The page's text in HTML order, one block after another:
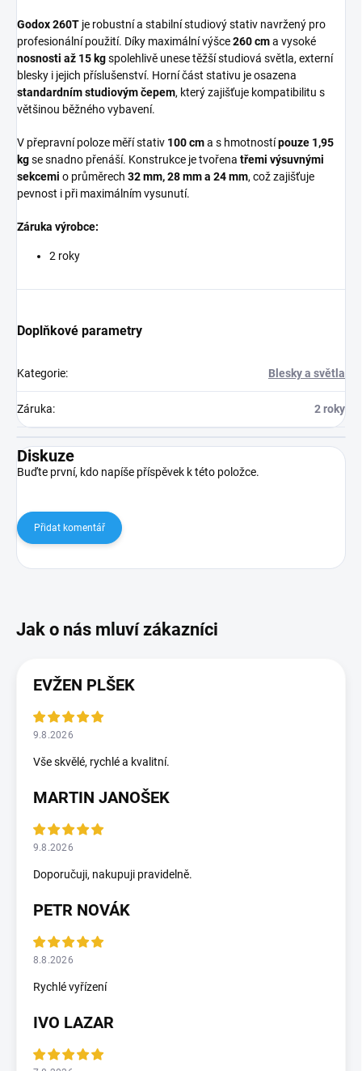
Godox 260T je robustní a stabilní studiový stativ navržený pro
profesionální použití. Díky maximální výšce260 cma vysoké
nosnosti až 15 kgspolehlivě unese těžší studiová světla, externí
blesky i jejich příslušenství. Horní část stativu je osazena
standardním studiovým čepem, který zajišťuje kompatibilitu s
většinou běžného vybavení.
V přepravní poloze měří stativ 100 cma s hmotnostípouze 1,95
kgse snadno přenáší. Konstrukce je tvořena třemi výsuvnými
sekcemi o průměrech 32 mm, 28 mm a 24 mm, což zajišťuje
pevnost i při maximálním vysunutí.
Záruka výrobce:
2 roky
Doplňkové parametry
Kategorie: Blesky a světla
Záruka: 2 roky
Diskuze
Buďte první, kdo napíše příspěvek k této položce.
Přidat komentář
EVŽEN PLŠEK
9.8.2026
Vše skvělé, rychlé a kvalitní.
MARTIN JANOŠEK
9.8.2026
Doporučuji, nakupuji pravidelně.
PETR NOVÁK
8.8.2026
Rychlé vyřízení
IVO LAZAR